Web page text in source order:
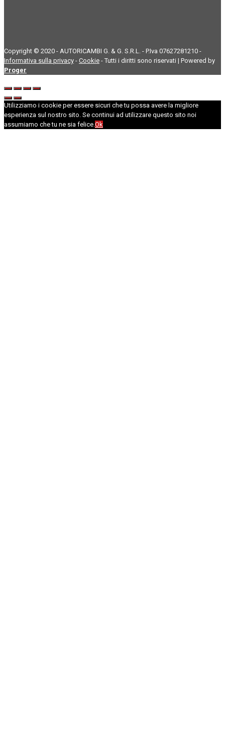
Copyright © 2020 - AUTORICAMBI G. & G. S.R.L. - P.Iva 07627281210 -
Informativa sulla privacy - Cookie - Tutti i diritti sono riservati | Powered by
Proger
Utilizziamo i cookie per essere sicuri che tu possa avere la migliore
esperienza sul nostro sito. Se continui ad utilizzare questo sito noi
assumiamo che tu ne sia felice.Ok